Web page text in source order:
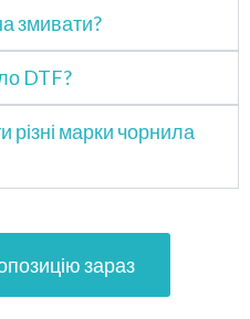
змивати?
DTF?
марки чорнила
зараз